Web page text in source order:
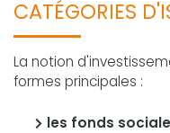
CATÉGORIES
La notion
formes principales :
les fonds